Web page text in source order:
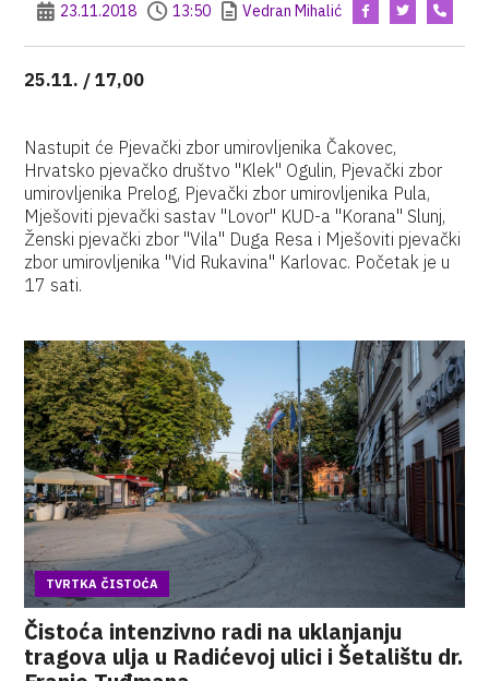
23.11.2018 13:50 Vedran Mihalić
25.11. / 17,00
Nastupit će Pjevački zbor umirovljenika Čakovec,
Hrvatsko pjevačko društvo "Klek" Ogulin, Pjevački zbor
umirovljenika Prelog, Pjevački zbor umirovljenika Pula,
Mješoviti pjevački sastav "Lovor" KUD-a "Korana" Slunj,
Ženski pjevački zbor "Vila" Duga Resa i Mješoviti pjevački
zbor umirovljenika "Vid Rukavina" Karlovac. Početak je u
17 sati.
TVRTKA ČISTOĆA
Čistoća intenzivno radi na uklanjanju
tragova ulja u Radićevoj ulici i Šetalištu dr.